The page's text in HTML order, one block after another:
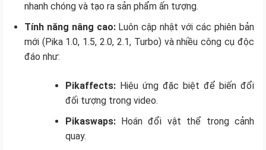
nhanh chóng và tạo ra sản phẩm ấn tượng.
Tính năng nâng cao: Luôn cập nhật với các phiên bản
mới (Pika 1.0, 1.5, 2.0, 2.1, Turbo) và nhiều công cụ độc
đáo như:
Pikaffects: Hiệu ứng đặc biệt để biến đổi
đối tượng trong video.
Pikaswaps:Hoán đổi vật thể trong cảnh
quay.